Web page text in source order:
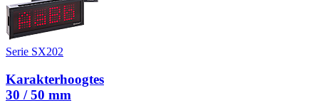
Serie SX202
Karakterhoogtes
30 / 50 mm